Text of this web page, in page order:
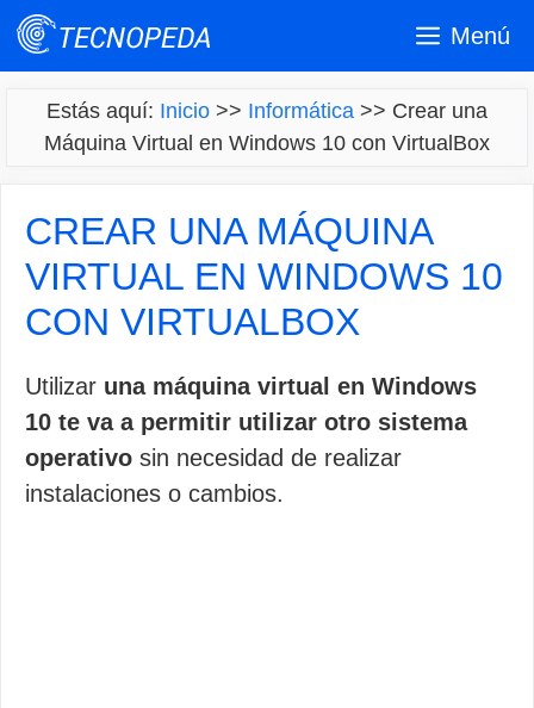
Saltar
Menú
Estás aquí: Inicio >> Informática >> Crear una
Máquina Virtual en Windows 10 con VirtualBox
CREAR UNA MÁQUINA
VIRTUAL EN WINDOWS 10
CON VIRTUALBOX
Utilizar una máquina virtual en Windows
10 te va a permitir utilizar otro sistema
operativo sin necesidad de realizar
instalaciones o cambios.